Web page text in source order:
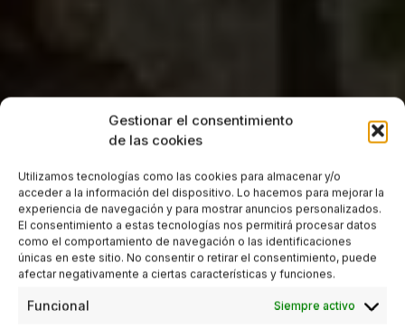
Gestionar el consentimiento
de las cookies
Utilizamos tecnologías como las cookies para almacenar y/o
acceder a la información del dispositivo. Lo hacemos para mejorar la
experiencia de navegación y para mostrar anuncios personalizados.
El consentimiento a estas tecnologías nos permitirá procesar datos
como el comportamiento de navegación o las identificaciones
únicas en este sitio. No consentir o retirar el consentimiento, puede
afectar negativamente a ciertas características y funciones.
Funcional Siempre activo